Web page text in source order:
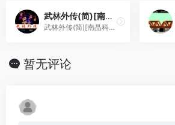
武林外传(简)[南晶科技](CN)[RPG](4Mb)
武林外传(简)[南晶科技](CN)[RPG](4Mb)
暂无评论